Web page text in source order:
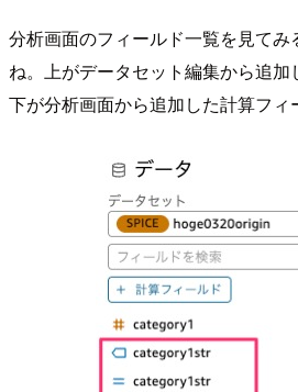
分析画面のフィールド一覧を見て
ね。上がデータセット編集から追加
下が分析画面から追加した計算フィ